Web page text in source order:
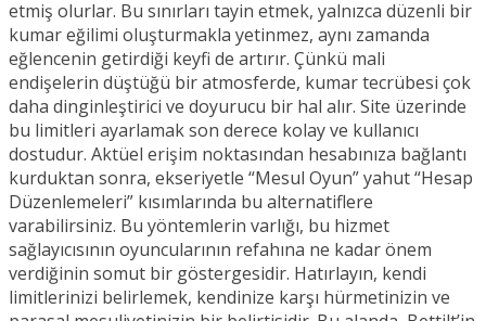
etmiş olurlar. Bu sınırları tayin etmek, yalnızca düzenli bir
kumar eğilimi oluşturmakla yetinmez, aynı zamanda
eğlencenin getirdiği keyfi de artırır. Çünkü mali
endişelerin düştüğü bir atmosferde, kumar tecrübesi çok
daha dinginleştirici ve doyurucu bir hal alır. Site üzerinde
bu limitleri ayarlamak son derece kolay ve kullanıcı
dostudur. Aktüel erişim noktasından hesabınıza bağlantı
kurduktan sonra, ekseriyetle “Mesul Oyun” yahut “Hesap
Düzenlemeleri” kısımlarında bu alternatiflere
varabilirsiniz. Bu yöntemlerin varlığı, bu hizmet
sağlayıcısının oyuncularının refahına ne kadar önem
verdiğinin somut bir göstergesidir. Hatırlayın, kendi
limitlerinizi belirlemek, kendinize karşı hürmetinizin ve